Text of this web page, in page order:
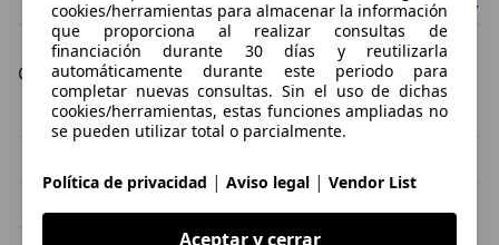
Color de la carrocería
Chevrolet Camaro Blanco
Chevrolet Camaro Rojo
cookies/herramientas para almacenar la información
que proporciona al realizar consultas de
financiación durante 30 días y reutilizarla
automáticamente durante este periodo para
completar nuevas consultas. Sin el uso de dichas
cookies/herramientas, estas funciones ampliadas no
se pueden utilizar total o parcialmente.
Política de privacidad | Aviso legal | Vendor List
Aceptar y cerrar